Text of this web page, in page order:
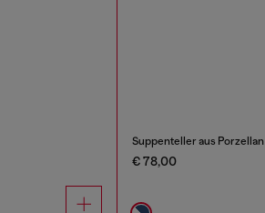
Suppenteller aus Porzellan
€ 78,00